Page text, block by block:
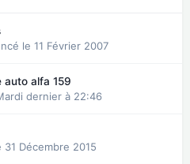
le 11 Février 2007
alfa 159
dernier à 22:46
31 Décembre 2015